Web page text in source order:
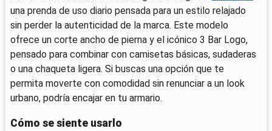
una prenda de uso diario pensada para un estilo relajado
sin perder la autenticidad de la marca. Este modelo
ofrece un corte ancho de pierna y el icónico 3 Bar Logo,
pensado para combinar con camisetas básicas, sudaderas
o una chaqueta ligera. Si buscas una opción que te
permita moverte con comodidad sin renunciar a un look
urbano, podría encajar en tu armario.
Cómo se siente usarlo